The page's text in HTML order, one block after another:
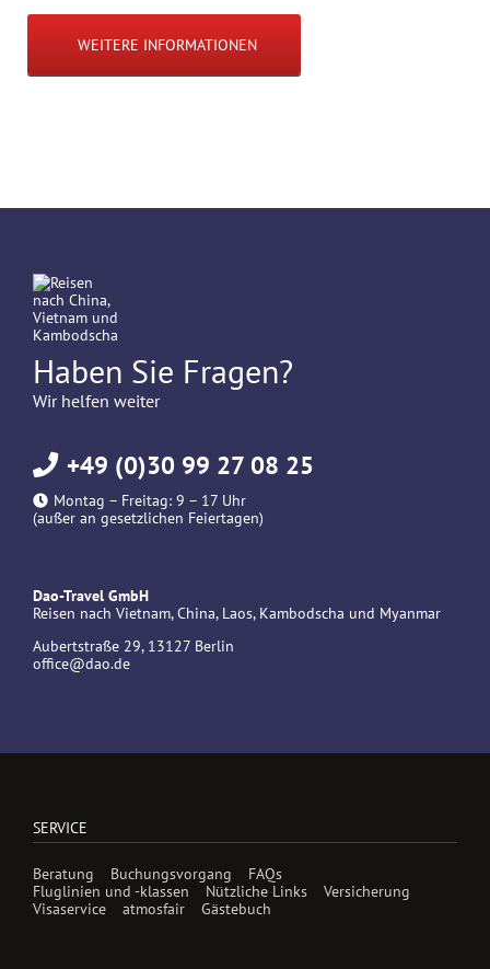
WEITERE INFORMATIONEN
Haben Sie Fragen?
Wir helfen weiter
+49 (0)30 99 27 08 25
Montag – Freitag: 9 – 17 Uhr
(außer an gesetzlichen Feiertagen)
Dao-Travel GmbH
Reisen nach Vietnam, China, Laos, Kambodscha und Myanmar
Aubertstraße 29, 13127 Berlin
office@dao.de
SERVICE
Beratung Buchungsvorgang
FAQs
Fluglinien und -klassen
Nützliche Links
Versicherung
Visaservice
atmosfair Gästebuch